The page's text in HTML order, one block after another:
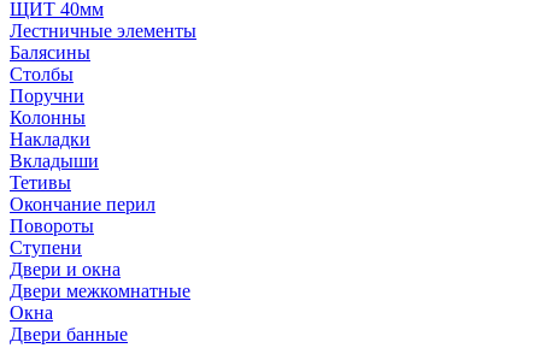
ЩИТ 40мм
Лестничные элементы
Балясины
Столбы
Поручни
Колонны
Накладки
Вкладыши
Тетивы
Окончание перил
Повороты
Ступени
Двери и окна
Двери межкомнатные
Окна
Двери банные